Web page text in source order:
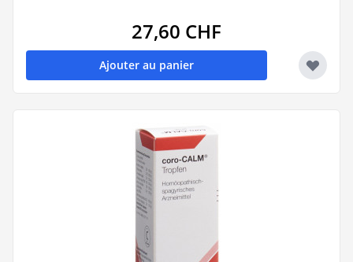
27,60 CHF
Ajouter au panier